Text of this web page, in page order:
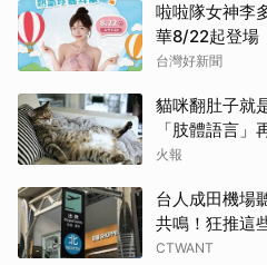
啦啦隊女神李
華8/22起登場
台灣好新聞
貓咪翻肚子就
「肢體語言」
火報
台人成田機場
共鳴！狂推這
CTWANT